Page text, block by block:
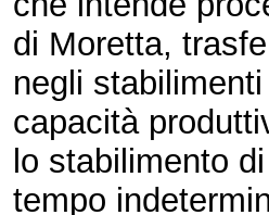
di Moretta,
negli
capacità
lo stabilimento
tempo